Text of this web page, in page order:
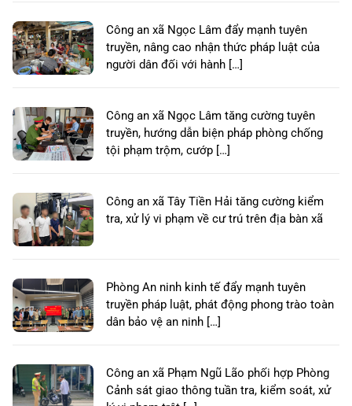
Công an xã Ngọc Lâm đẩy mạnh tuyên
truyền, nâng cao nhận thức pháp luật của
người dân đối với hành […]
Công an xã Ngọc Lâm tăng cường tuyên
truyền, hướng dẫn biện pháp phòng chống
tội phạm trộm, cướp […]
Công an xã Tây Tiền Hải tăng cường kiểm
tra, xử lý vi phạm về cư trú trên địa bàn xã
Phòng An ninh kinh tế đẩy mạnh tuyên
truyền pháp luật, phát động phong trào toàn
dân bảo vệ an ninh […]
Công an xã Phạm Ngũ Lão phối hợp Phòng
Cảnh sát giao thông tuần tra, kiểm soát, xử